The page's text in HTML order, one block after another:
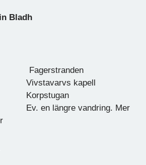
Bladh
kapell
längre vandring. Mer